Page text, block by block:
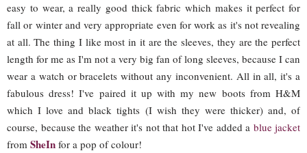
easy to wear, a really good thick fabric which makes it perfect for
fall or winter and very appropriate even for work as it's not revealing
at all. The thing I like most in it are the sleeves, they are the perfect
length for me as I'm not a very big fan of long sleeves, because I can
wear a watch or bracelets without any inconvenient. All in all, it's a
fabulous dress! I've paired it up with my new boots from H&M
which I love and black tights (I wish they were thicker) and, of
course, because the weather it's not that hot I've added a blue jacket
from SheIn for a pop of colour!